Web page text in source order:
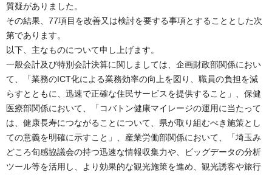
質疑がありました。
その結果、77項目を改善又は検討を要する事項とすることとした次
第であります。
以下、主なものについて申し上げます。
一般会計及び特別会計決算に関しましては、企画財政部関係におい
て、「業務のICT化による業務効率の向上を図り、職員の負担を減
らすとともに、迅速で正確な住民サービスを提供すること」、保健
医療部関係において、「コバトン健康マイレージの運用に当たって
は、健康長寿につながることについて、県が取り組むべき施策とし
ての意義を明確に示すこと」、産業労働部関係において、「埼玉み
どころ旬感協議会の持つ迅速な情報収集力や、ビッグデータの分析
ツール等を活用し、より効果的な観光施策を進め、観光誘客や旅行